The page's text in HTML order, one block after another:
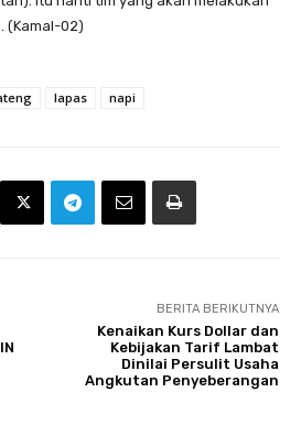
(Kamal-02)
lapas napi
BERITA BERIKUTNYA
Kenaikan Kurs Dollar dan
Kebijakan Tarif Lambat
Dinilai Persulit Usaha
Angkutan Penyeberangan